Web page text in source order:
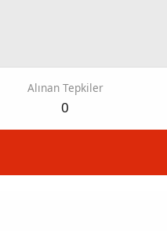
Alınan Tepkiler
0